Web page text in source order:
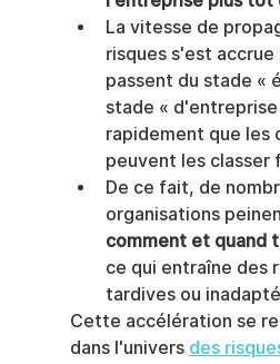
La vitesse de
risques s'est accrue
passent du stade «
stade « d'entreprise
rapidement que les
peuvent les classer
De ce fait, de
organisations
comment et quand
ce qui entraîne des
tardives ou
Cette accélération se
dans l'univers des